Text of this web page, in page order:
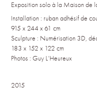
Exposition solo à la Maison de
Installation : ruban adhésif de
915 x 244 x 61 cm
Sculpture : Numérisation 3D,
183 x 152 x 122 cm
Photos : Guy L’Heureux
2015